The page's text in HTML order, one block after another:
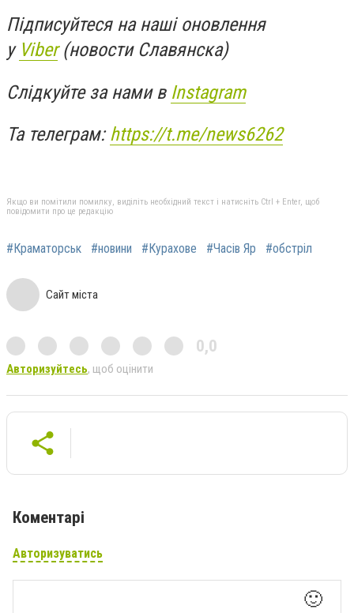
Підписуйтеся на наші оновлення
у Viber(новости Славянска)
Слідкуйте за нами в Instagram
Та телеграм:https://t.me/news6262
Якщо ви помітили помилку, виділіть необхідний текст і натисніть Ctrl + Enter, щоб
повідомити про це редакцію
#Краматорськ #новини #Курахове #Часів Яр #обстріл
Сайт міста
0,0
Авторизуйтесь, щоб оцінити
Коментарі
Авторизуватись
🙂